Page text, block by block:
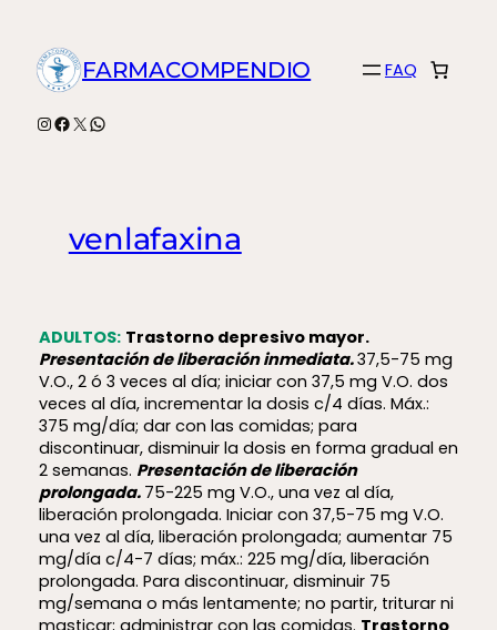
contenidoFARMACOMPENDIO FAQ
Instagram
Facebook
X WhatsApp
venlafaxina
ADULTOS: Trastorno depresivo mayor.
Presentación de liberación inmediata.37,5-75 mg
V.O., 2 ó 3 veces al día; iniciar con 37,5 mg V.O. dos
veces al día, incrementar la dosis c/4 días. Máx.:
375 mg/día; dar con las comidas; para
discontinuar, disminuir la dosis en forma gradual en
2 semanas. Presentación de liberación
prolongada. 75-225 mg V.O., una vez al día,
liberación prolongada. Iniciar con 37,5-75 mg V.O.
una vez al día, liberación prolongada; aumentar 75
mg/día c/4-7 días; máx.: 225 mg/día, liberación
prolongada. Para discontinuar, disminuir 75
mg/semana o más lentamente; no partir, triturar ni
masticar; administrar con las comidas. Trastorno